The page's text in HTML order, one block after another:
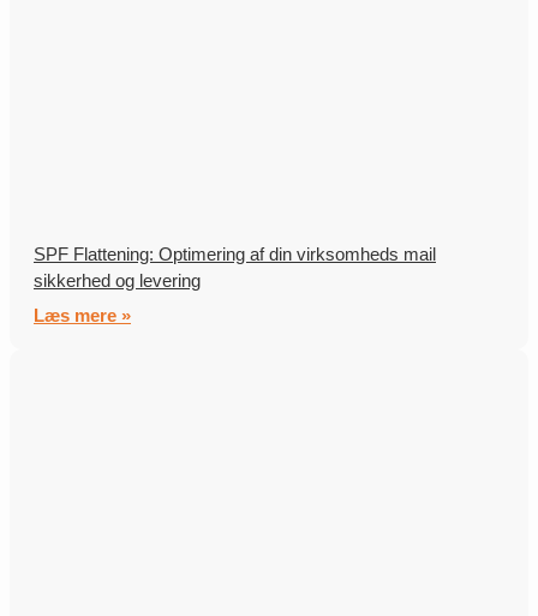
SPF Flattening: Optimering af din virksomheds mail
sikkerhed og levering
Læs mere »